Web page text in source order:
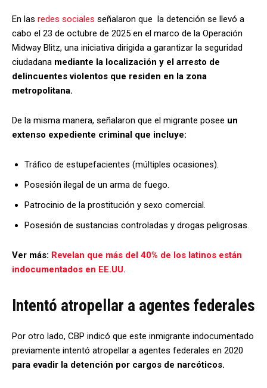
En las redes sociales señalaron que la detención se llevó a
cabo el 23 de octubre de 2025 en el marco de la Operación
Midway Blitz, una iniciativa dirigida a garantizar la seguridad
ciudadana mediante la localización y el arresto de
delincuentes violentos que residen en la zona
metropolitana.
De la misma manera, señalaron que el migrante posee un
extenso expediente criminal que incluye:
Tráfico de estupefacientes (múltiples ocasiones).
Posesión ilegal de un arma de fuego.
Patrocinio de la prostitución y sexo comercial.
Posesión de sustancias controladas y drogas peligrosas.
Ver más: Revelan que más del 40% de los latinos están
indocumentados en EE.UU.
Intentó atropellar a agentes federales
Por otro lado, CBP indicó que este inmigrante indocumentado
previamente intentó atropellar a agentes federales en 2020
para evadir la detención por cargos de narcóticos.